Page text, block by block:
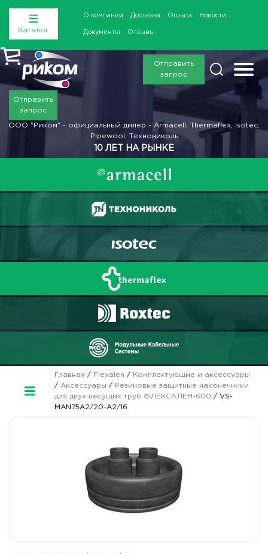
Каталог
О компании Доставка Оплата Новости
Документы Отзывы
Отправить
запрос
Отправить
запрос
ООО "Риком" - официальный дилер - Armacell, Thermaflex, Isotec,
Pipewool, Технониколь
10 ЛЕТ НА РЫНКЕ
Главная / Flexalen / Комплектующие и аксессуары
/ Аксессуары / Резиновые защитные наконечники
для двух несущих труб ФЛЕКСАЛЕН-600 / VS-
MAN75A2/20-A2/16